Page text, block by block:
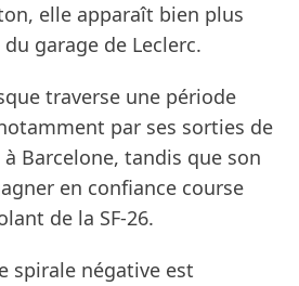
elle apparaît bien plus
garage de Leclerc.
traverse une période
par ses sorties de
Barcelone, tandis que son
en confiance course
de la SF-26.
spirale négative est